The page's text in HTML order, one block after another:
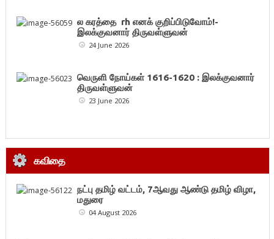
ல கரத்தை rh எனக் குறிப்பிடுவோம்!-
இலக்குவனார் திருவள்ளுவன்
24 June 2026
வெருளி நோய்கள் 1616-1620 : இலக்குவனார்
திருவள்ளுவன்
23 June 2026
கவிதை
நட்பு தமிழ் வட்டம், 7ஆவது ஆண்டு தமிழ் விழா,
மதுரை
04 August 2026